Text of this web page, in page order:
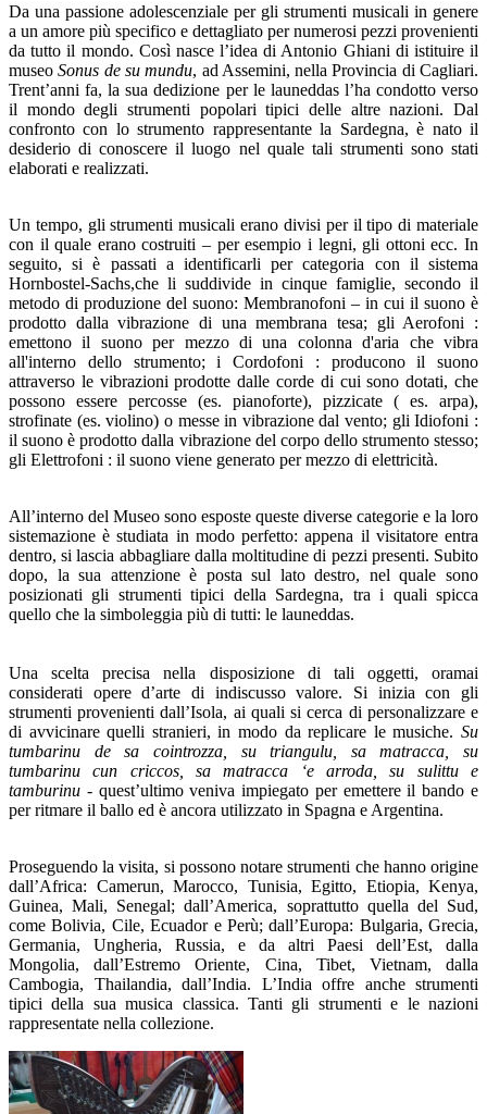
Da una passione adolescenziale per gli strumenti musicali in genere
a un amore più specifico e dettagliato per numerosi pezzi provenienti
da tutto il mondo. Così nasce l’idea di Antonio Ghiani di istituire il
museoSonus de su mundu, ad Assemini, nella Provincia di Cagliari.
Trent’anni fa, la sua dedizione per le launeddas l’ha condotto verso
il mondo degli strumenti popolari tipici delle altre nazioni. Dal
confronto con lo strumento rappresentante la Sardegna, è nato il
desiderio di conoscere il luogo nel quale tali strumenti sono stati
elaborati e realizzati.
Un tempo, gli strumenti musicali erano divisi per il tipo di materiale
con il quale erano costruiti – per esempio i legni, gli ottoni ecc. In
seguito, si è passati a identificarli per categoria con il sistema
Hornbostel-Sachs,che li suddivide in cinque famiglie, secondo il
metodo di produzione del suono: Membranofoni – in cui il suono è
prodotto dalla vibrazione di una membrana tesa; gli Aerofoni :
emettono il suono per mezzo di una colonna d'aria che vibra
all'interno dello strumento; i Cordofoni : producono il suono
attraverso le vibrazioni prodotte dalle corde di cui sono dotati, che
possono essere percosse (es. pianoforte), pizzicate ( es. arpa),
strofinate (es. violino) o messe in vibrazione dal vento; gli Idiofoni :
il suono è prodotto dalla vibrazione del corpo dello strumento stesso;
gli Elettrofoni : il suono viene generato per mezzo di elettricità.
All’interno del Museo sono esposte queste diverse categorie e la loro
sistemazione è studiata in modo perfetto: appena il visitatore entra
dentro, si lascia abbagliare dalla moltitudine di pezzi presenti. Subito
dopo, la sua attenzione è posta sul lato destro, nel quale sono
posizionati gli strumenti tipici della Sardegna, tra i quali spicca
quello che la simboleggia più di tutti: le launeddas.
Una scelta precisa nella disposizione di tali oggetti, oramai
considerati opere d’arte di indiscusso valore. Si inizia con gli
strumenti provenienti dall’Isola, ai quali si cerca di personalizzare e
di avvicinare quelli stranieri, in modo da replicare le musiche. Su
tumbarinu de sa cointrozza, su triangulu, sa matracca, su
tumbarinu cun criccos, sa matracca ‘e arroda, su sulittu e
tamburinu - quest’ultimo veniva impiegato per emettere il bando e
per ritmare il ballo ed è ancora utilizzato in Spagna e Argentina.
Proseguendo la visita, si possono notare strumenti che hanno origine
dall’Africa: Camerun, Marocco, Tunisia, Egitto, Etiopia, Kenya,
Guinea, Mali, Senegal; dall’America, soprattutto quella del Sud,
come Bolivia, Cile, Ecuador e Perù; dall’Europa: Bulgaria, Grecia,
Germania, Ungheria, Russia, e da altri Paesi dell’Est, dalla
Mongolia, dall’Estremo Oriente, Cina, Tibet, Vietnam, dalla
Cambogia, Thailandia, dall’India. L’India offre anche strumenti
tipici della sua musica classica. Tanti gli strumenti e le nazioni
rappresentate nella collezione.